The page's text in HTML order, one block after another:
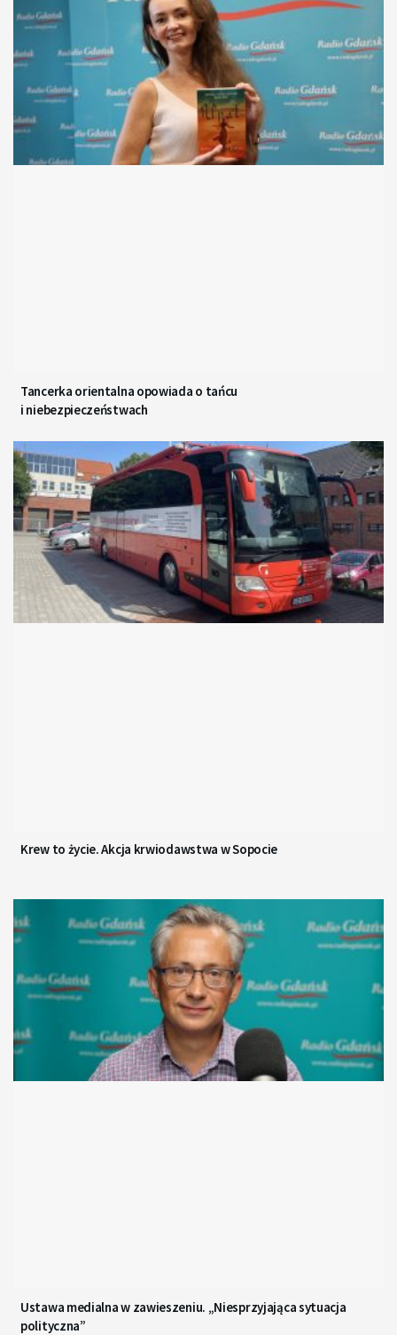
Tancerka orientalna opowiada o tańcu
i niebezpieczeństwach
Krew to życie. Akcja krwiodawstwa w Sopocie
Ustawa medialna w zawieszeniu. „Niesprzyjająca sytuacja
polityczna”